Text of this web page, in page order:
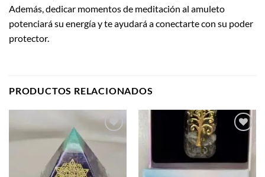
Además, dedicar momentos de meditación al amuleto
potenciará su energía y te ayudará a conectarte con su poder
protector.
PRODUCTOS RELACIONADOS
deseos
deseos